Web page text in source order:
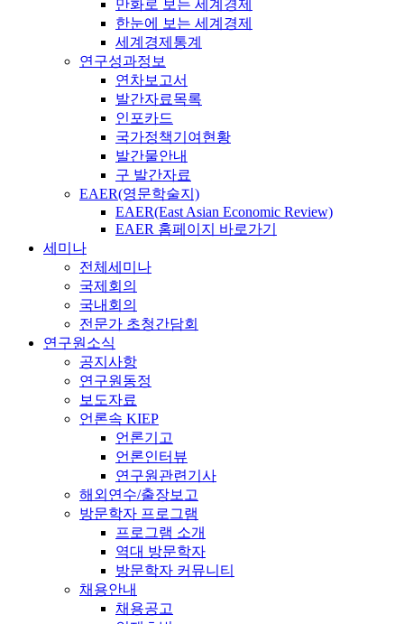
만화로 보는 세계경제
한눈에 보는 세계경제
세계경제통계
연구성과정보
연차보고서
발간자료목록
인포카드
국가정책기여현황
발간물안내
구 발간자료
EAER(영문학술지)
EAER(East Asian Economic Review)
EAER 홈페이지 바로가기
세미나
전체세미나
국제회의
국내회의
전문가 초청간담회
연구원소식
공지사항
연구원동정
보도자료
언론속 KIEP
언론기고
언론인터뷰
연구원관련기사
해외연수/출장보고
방문학자 프로그램
프로그램 소개
역대 방문학자
방문학자 커뮤니티
채용안내
채용공고